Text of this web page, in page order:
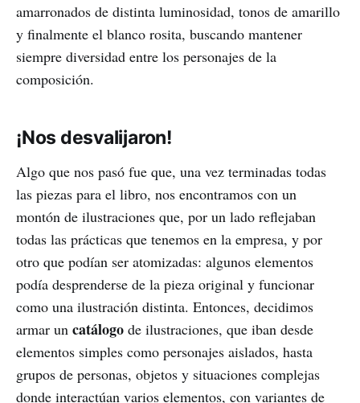
amarronados de distinta luminosidad, tonos de amarillo
y finalmente el blanco rosita, buscando mantener
siempre diversidad entre los personajes de la
composición.
¡Nos desvalijaron!
Algo que nos pasó fue que, una vez terminadas todas
las piezas para el libro, nos encontramos con un
montón de ilustraciones que, por un lado reflejaban
todas las prácticas que tenemos en la empresa, y por
otro que podían ser atomizadas: algunos elementos
podía desprenderse de la pieza original y funcionar
como una ilustración distinta. Entonces, decidimos
armar un catálogo de ilustraciones, que iban desde
elementos simples como personajes aislados, hasta
grupos de personas, objetos y situaciones complejas
donde interactúan varios elementos, con variantes de